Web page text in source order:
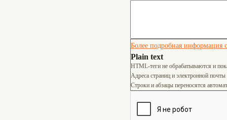
Более подробная информация
Plain text
HTML-теги не обрабатываются и
Адреса страниц и электронной
Строки и абзацы переносятся